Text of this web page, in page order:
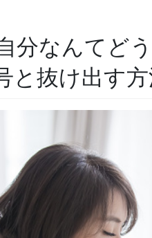
分なんてど
と抜け出す